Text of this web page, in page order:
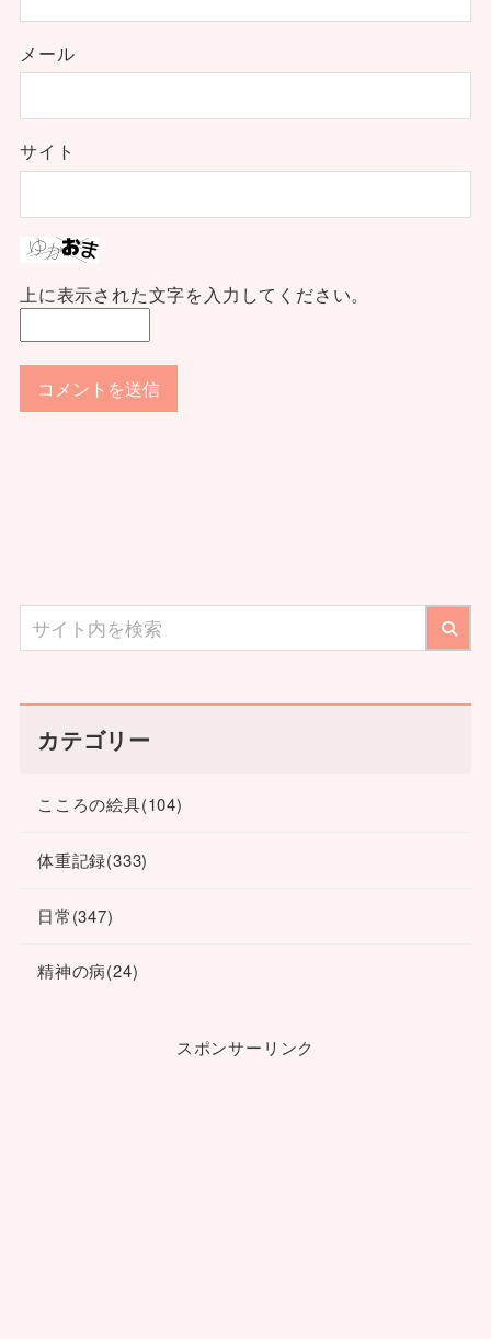
メール
サイト
上に表示された文字を入力してください。
カテゴリー
こころの絵具(104)
体重記録(333)
日常(347)
精神の病(24)
スポンサーリンク